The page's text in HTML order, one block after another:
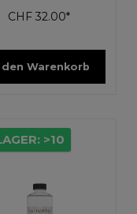
CHF 32.00*
den Warenkorb
>10